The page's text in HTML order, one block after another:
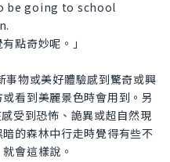
be going to school
點奇妙呢。」
物或美好體驗感到驚奇或興
看到美麗景色時會用到。另
受到恐怖、詭異或超自然現
的森林中行走時覺得有些不
會這樣說。